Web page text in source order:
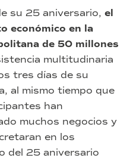
su 25 aniversario, el
económico en la
de 50 millones
multitudinaria
tres días de su
al mismo tiempo que
han
muchos negocios y
en los
del 25 aniversario